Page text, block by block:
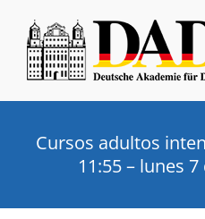
contenido
Cursos adultos
11:55 – lunes